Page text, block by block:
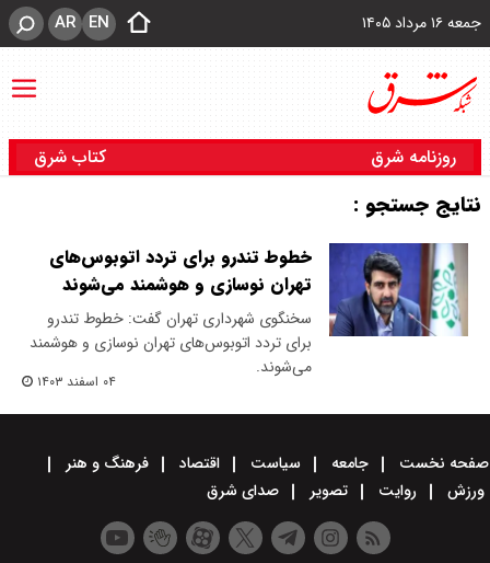
جمعه ۱۶ مرداد ۱۴۰۵ EN
AR
روزنامه شرق کتاب شرق
نتایج جستجو :
خطوط تندرو برای تردد اتوبوس‌های
تهران نوسازی و هوشمند می‌شوند
سخنگوی شهرداری تهران گفت: خطوط تندرو
برای تردد اتوبوس‌های تهران نوسازی و هوشمند
می‌شوند.
۰۴ اسفند ۱۴۰۳
صفحه نخست جامعه سیاست اقتصاد
فرهنگ و هنر
ورزش
روایت تصویر صدای شرق